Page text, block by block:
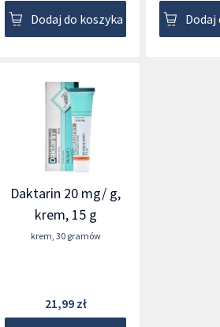
Dodaj do koszyka Dodaj
Daktarin 20 mg/ g,
krem, 15 g
krem, 30 gramów
21,99 zł